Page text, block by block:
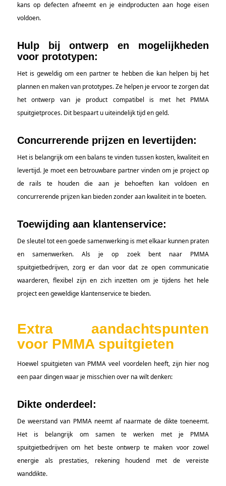
kans op defecten afneemt en je eindproducten aan hoge eisen
voldoen.
Hulp bij ontwerp en mogelijkheden
voor prototypen:
Het is geweldig om een partner te hebben die kan helpen bij het
plannen en maken van prototypes. Ze helpen je ervoor te zorgen dat
het ontwerp van je product compatibel is met het PMMA
spuitgietproces. Dit bespaart u uiteindelijk tijd en geld.
Concurrerende prijzen en levertijden:
Het is belangrijk om een balans te vinden tussen kosten, kwaliteit en
levertijd. Je moet een betrouwbare partner vinden om je project op
de rails te houden die aan je behoeften kan voldoen en
concurrerende prijzen kan bieden zonder aan kwaliteit in te boeten.
Toewijding aan klantenservice:
De sleutel tot een goede samenwerking is met elkaar kunnen praten
en samenwerken. Als je op zoek bent naar PMMA
spuitgietbedrijven, zorg er dan voor dat ze open communicatie
waarderen, flexibel zijn en zich inzetten om je tijdens het hele
project een geweldige klantenservice te bieden.
Extra aandachtspunten
voor PMMA spuitgieten
Hoewel spuitgieten van PMMA veel voordelen heeft, zijn hier nog
een paar dingen waar je misschien over na wilt denken:
Dikte onderdeel:
De weerstand van PMMA neemt af naarmate de dikte toeneemt.
Het is belangrijk om samen te werken met je PMMA
spuitgietbedrijven om het beste ontwerp te maken voor zowel
energie als prestaties, rekening houdend met de vereiste
wanddikte.